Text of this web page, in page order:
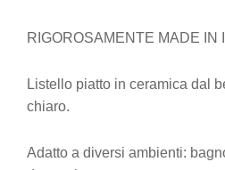
RIGOROSAMENTE MADE IN
Listello piatto in ceramica dal
chiaro.
Adatto a diversi ambienti: